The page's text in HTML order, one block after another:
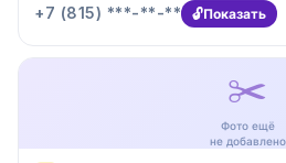
+7 (815) ***-**-** Показать
✂️
Фото ещё
не добавлено